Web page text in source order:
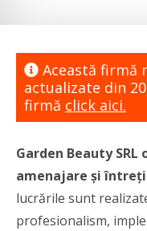
Această firmă
actualizate din
firmă click aici.
Garden Beauty
amenajare și
lucrările sunt
profesionalism,